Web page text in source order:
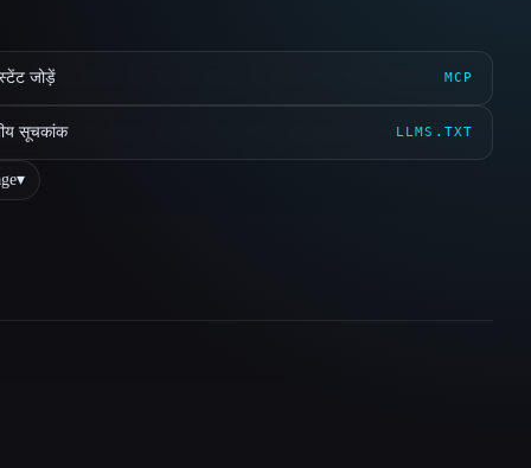
जोड़ें MCP
सूचकांक LLMS.TXT
▾